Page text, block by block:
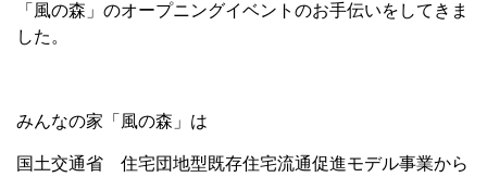
「風の森」のオープニングイベントのお手伝いをしてきま
した。
みんなの家「風の森」は
国土交通省 住宅団地型既存住宅流通促進モデル事業から